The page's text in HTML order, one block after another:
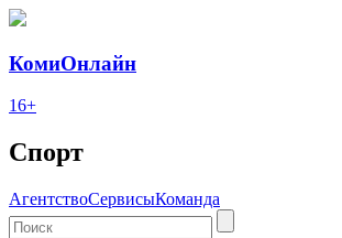
КомиОнлайн
16+
Спорт
АгентствоСервисыКоманда